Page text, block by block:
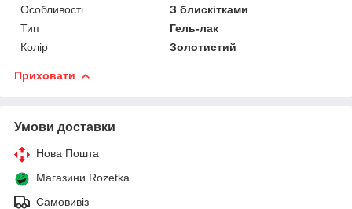
Особливості
З блискітками
Тип
Гель-лак
Колір
Золотистий
Приховати
Умови доставки
Нова Пошта
Магазини Rozetka
Самовивіз